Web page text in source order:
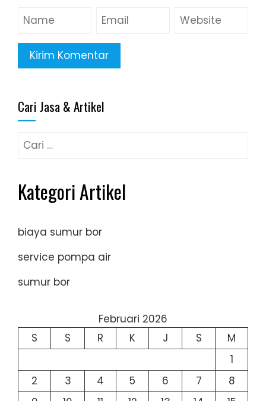
Cari Jasa & Artikel
Cari
Kategori Artikel
biaya sumur bor
service pompa air
sumur bor
Februari 2026
S
S R K J S
M
1
2
3 4 5 6 7
8